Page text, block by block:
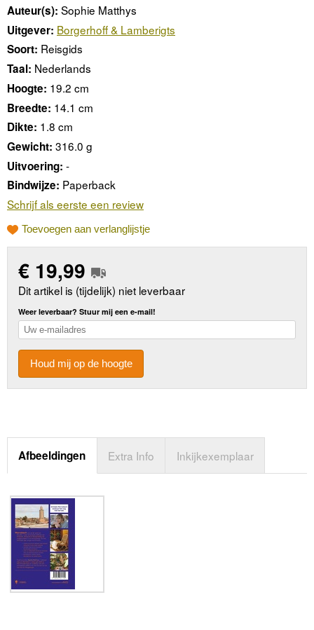
Auteur(s): Sophie Matthys
Uitgever: Borgerhoff & Lamberigts
Soort: Reisgids
Taal: Nederlands
Hoogte: 19.2 cm
Breedte: 14.1 cm
Dikte: 1.8 cm
Gewicht: 316.0 g
Uitvoering: -
Bindwijze: Paperback
Schrijf als eerste een review
Toevoegen aan verlanglijstje
€ 19,99
Dit artikel is (tijdelijk) niet leverbaar
Weer leverbaar? Stuur mij een e-mail!
Houd mij op de hoogte
Afbeeldingen Extra Info Inkijkexemplaar